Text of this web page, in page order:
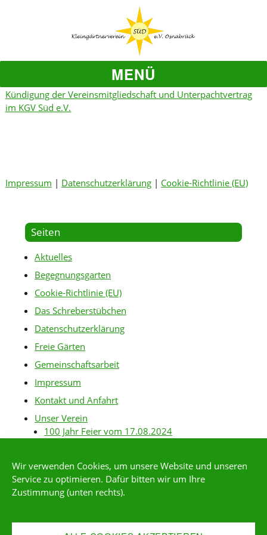
Wir verwenden Cookies, um unsere Website und unseren
Service zu optimieren. Dafür bitten wir um Ihre
Zustimmung (unten rechts).
MENÜ
Kündigung der Vereinsmitgliedschaft und Unterpachtvertrag
im KGV Süd e.V.
Impressum | Datenschutzerklärung| Cookie-Richtlinie (EU)
Seiten
Aktuelles
Begegnungsgarten
Cookie-Richtlinie (EU)
Das Schreberstübchen
Datenschutzerklärung
Freie Gärten
Gemeinschaftsarbeit
Impressum
Kontakt und Anfahrt
Unser Verein
100 Jahr Feier vom 17.08.2024
Gartenanlagen
Gartenordnung
Kleingärtner*in werden